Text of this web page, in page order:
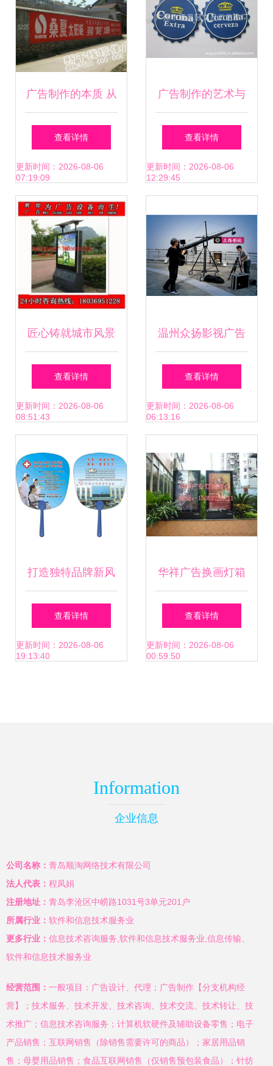
广告制作的本质 从
创意到有效的转化
之路
查看详情
更新时间：2026-08-06
07:19:09
广告制作的艺术与
科学 从创意到落地
的全流程解析
查看详情
更新时间：2026-08-06
12:29:45
匠心铸就城市风景
线——宿迁市伟博
广告制品厂助力品
查看详情
更新时间：2026-08-06
08:51:43
温州众扬影视广告
制片厂 专业打造企
业宣传片，助力品
查看详情
更新时间：2026-08-06
06:13:16
打造独特品牌新风
尚——新疆乌鲁木
齐塑料广告扇子的
查看详情
更新时间：2026-08-06
19:13:40
华祥广告换画灯箱
定制厂家图片,华祥
广告换画灯箱定制
查看详情
更新时间：2026-08-06
00:59:50
Information
企业信息
公司名称： 青岛顺淘网络技术有限公司
法人代表： 程凤娟
注册地址： 青岛李沧区中崂路1031号3单元201户
所属行业： 软件和信息技术服务业
更多行业： 信息技术咨询服务,软件和信息技术服务业,信息传输、
软件和信息技术服务业
经营范围： 一般项目：广告设计、代理；广告制作【分支机构经
营】；技术服务、技术开发、技术咨询、技术交流、技术转让、技
术推广；信息技术咨询服务；计算机软硬件及辅助设备零售；电子
产品销售；互联网销售（除销售需要许可的商品）；家居用品销
售；母婴用品销售；食品互联网销售（仅销售预包装食品）；针纺